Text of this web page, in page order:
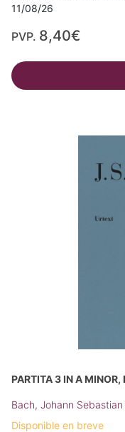
11/08/26
PVP. 8,40€
PARTITA 3 IN A
Bach, Johann Sebastian
Disponible en breve